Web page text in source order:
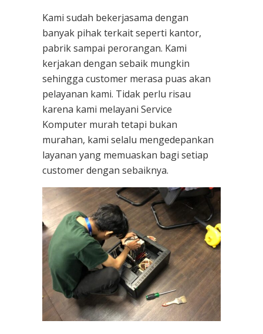
Kami sudah bekerjasama dengan
banyak pihak terkait seperti kantor,
pabrik sampai perorangan. Kami
kerjakan dengan sebaik mungkin
sehingga customer merasa puas akan
pelayanan kami. Tidak perlu risau
karena kami melayani Service
Komputer murah tetapi bukan
murahan, kami selalu mengedepankan
layanan yang memuaskan bagi setiap
customer dengan sebaiknya.